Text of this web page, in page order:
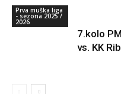
Prva muška liga
- sezona 2025 /
2026
7.kolo
vs. KK